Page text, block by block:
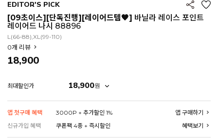
EDITOR'S PICK
[09초이스][단독진행][레이어드템🖤] 바닐라 레이스 포인트
레이어드 나시 88896
L(66-88),XL(99-110)
0개 리뷰
18,900
최대할인가 18,900원
앱 첫구매 혜택 3000P + 추가할인 1%
앱 구매하기
신규가입 혜택
쿠폰팩 4종 + 즉시할인 혜택보기